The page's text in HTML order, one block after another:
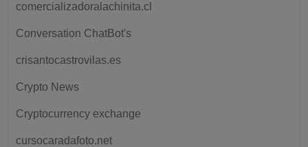
comercializadoralachinita.cl
Conversation ChatBot's
crisantocastrovilas.es
Crypto News
Cryptocurrency exchange
cursocaradafoto.net